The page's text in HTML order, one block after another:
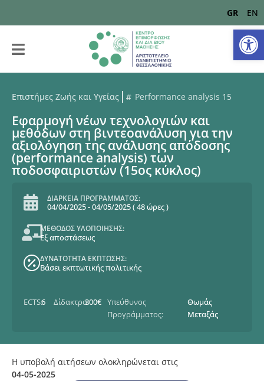
GR EN
Επιστήμες Ζωής και Υγείας Performance analysis 15
Εφαρμογή νέων τεχνολογιών και
μεθόδων στη βιντεοανάλυση για την
αξιολόγηση της ανάλυσης απόδοσης
(performance analysis) των
ποδοσφαιριστών (15ος κύκλος)
ΔΙΑΡΚΕΙΑ ΠΡΟΓΡΑΜΜΑΤΟΣ:
04/04/2025-04/05/2025(48 ώρες)
ΜΕΘΟΔΟΣ ΥΛΟΠΟΙΗΣΗΣ:
Εξ αποστάσεως
ΔΥΝΑΤΟΤΗΤΑ ΕΚΠΤΩΣΗΣ:
Βάσει εκπτωτικής πολιτικής
ECTS:6 Δίδακτρα:300€ Υπεύθυνος
Προγράμματος:
Θωμάς
Μεταξάς
Η υποβολή αιτήσεων ολοκληρώνεται στις
04-05-2025